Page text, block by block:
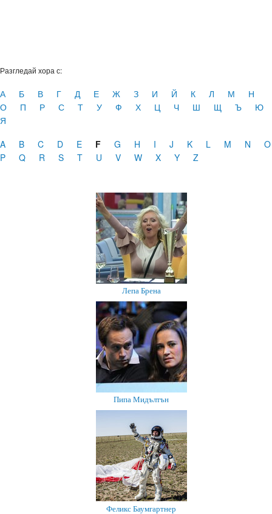
Разгледай хора с:
А Б В Г Д Е Ж З И Й К Л М
Н
О
П Р С Т У Ф Х Ц Ч Ш Щ Ъ
Ю
Я
A
B C D E F G H I J K L M N
O
P
Q R S T U V W X Y Z
Лепа Брена
Пипа Мидълтън
Феликс Баумгартнер